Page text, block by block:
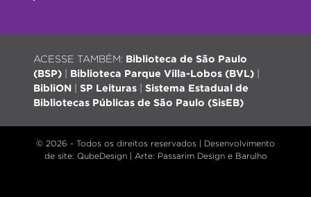
ACESSE TAMBÉM: Biblioteca de São Paulo
(BSP)
Biblioteca Parque Villa-Lobos (BVL)
BibliON
SP Leituras
Sistema Estadual de
Bibliotecas Públicas de São Paulo (SisEB)
© 2026 - Todos os direitos reservados | Desenvolvimento
de site: QubeDesign | Arte: Passarim Design e Barulho